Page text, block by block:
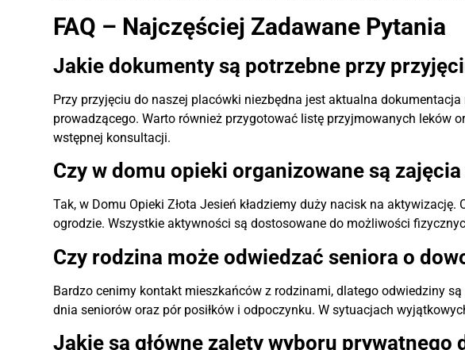
FAQ – Najczęściej Zadawane Pytania
Jakie dokumenty są potrzebne przy
Przy przyjęciu do naszej placówki niezbędna jest aktualna
prowadzącego. Warto również przygotować listę przyjmowanych leków
wstępnej konsultacji.
Czy w domu opieki organizowane są
Tak, w Domu Opieki Złota Jesień kładziemy duży nacisk na
ogrodzie. Wszystkie aktywności są dostosowane do możliwości
Czy rodzina może odwiedzać seniora o
Bardzo cenimy kontakt mieszkańców z rodzinami, dlatego odwiedziny
dnia seniorów oraz pór posiłków i odpoczynku. W sytuacjach
Jakie są główne zalety wyboru prywatnego